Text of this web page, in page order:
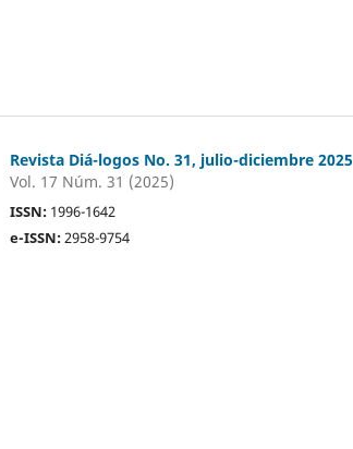
Revista Diá-logos No. 31, julio-diciembre 2025
Vol. 17 Núm. 31 (2025)
ISSN: 1996-1642
e-ISSN:2958-9754